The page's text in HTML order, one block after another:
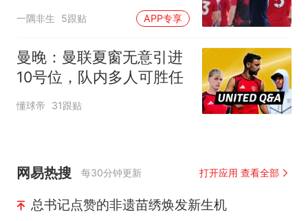
一隅非生 5跟贴 APP专享
曼晚：曼联夏窗无意引进
10号位，队内多人可胜任
懂球帝 31跟贴
网易热搜 每30分钟更新 打开应用 查看全部
总书记点赞的非遗苗绣焕发新生机